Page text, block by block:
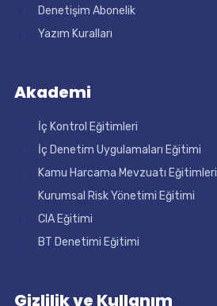
Denetişim Abonelik
Yazım Kuralları
Akademi
İç Kontrol Eğitimleri
İç Denetim Uygulamaları Eğitimi
Kamu Harcama Mevzuatı Eğitimleri
Kurumsal Risk Yönetimi Eğitimi
CIA Eğitimi
BT Denetimi Eğitimi
Gizlilik ve Kullanım